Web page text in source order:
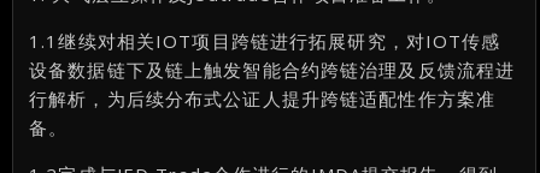
1.1继续对相关IOT项目跨链进行拓展研究，对IOT传感
设备数据链下及链上触发智能合约跨链治理及反馈流程进
行解析，为后续分布式公证人提升跨链适配性作方案准
备。